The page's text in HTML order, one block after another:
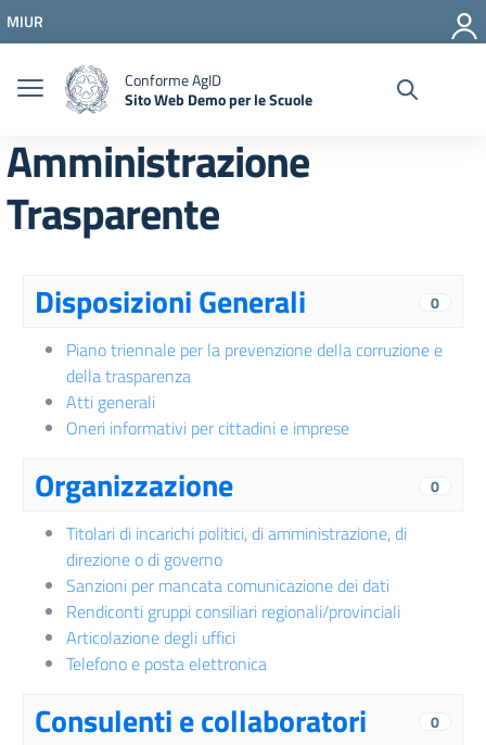
Vai al menu di navigazione
Vai al footer
MIUR
Conforme AgID
Sito Web Demo per le Scuole
Amministrazione
Trasparente
0
Disposizioni Generali
Piano triennale per la prevenzione della corruzione e
della trasparenza
Atti generali
Oneri informativi per cittadini e imprese
0
Organizzazione
Titolari di incarichi politici, di amministrazione, di
direzione o di governo
Sanzioni per mancata comunicazione dei dati
Rendiconti gruppi consiliari regionali/provinciali
Articolazione degli uffici
Telefono e posta elettronica
0
Consulenti e collaboratori